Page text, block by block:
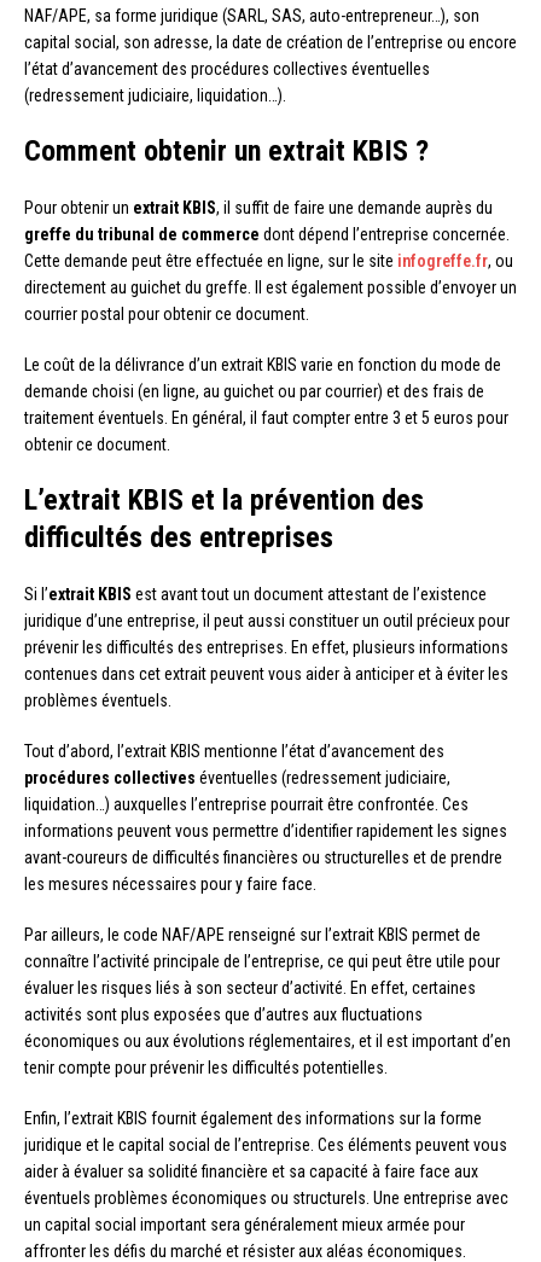
NAF/APE, sa forme juridique (SARL, SAS, auto-entrepreneur…), son
capital social, son adresse, la date de création de l’entreprise ou encore
l’état d’avancement des procédures collectives éventuelles
(redressement judiciaire, liquidation…).
Comment obtenir un extrait KBIS ?
Pour obtenir un extrait KBIS, il suffit de faire une demande auprès du
greffe du tribunal de commerce dont dépend l’entreprise concernée.
Cette demande peut être effectuée en ligne, sur le site infogreffe.fr, ou
directement au guichet du greffe. Il est également possible d’envoyer un
courrier postal pour obtenir ce document.
Le coût de la délivrance d’un extrait KBIS varie en fonction du mode de
demande choisi (en ligne, au guichet ou par courrier) et des frais de
traitement éventuels. En général, il faut compter entre 3 et 5 euros pour
obtenir ce document.
L’extrait KBIS et la prévention des
difficultés des entreprises
Si l’extrait KBIS est avant tout un document attestant de l’existence
juridique d’une entreprise, il peut aussi constituer un outil précieux pour
prévenir les difficultés des entreprises. En effet, plusieurs informations
contenues dans cet extrait peuvent vous aider à anticiper et à éviter les
problèmes éventuels.
Tout d’abord, l’extrait KBIS mentionne l’état d’avancement des
procédures collectives éventuelles (redressement judiciaire,
liquidation…) auxquelles l’entreprise pourrait être confrontée. Ces
informations peuvent vous permettre d’identifier rapidement les signes
avant-coureurs de difficultés financières ou structurelles et de prendre
les mesures nécessaires pour y faire face.
Par ailleurs, le code NAF/APE renseigné sur l’extrait KBIS permet de
connaître l’activité principale de l’entreprise, ce qui peut être utile pour
évaluer les risques liés à son secteur d’activité. En effet, certaines
activités sont plus exposées que d’autres aux fluctuations
économiques ou aux évolutions réglementaires, et il est important d’en
tenir compte pour prévenir les difficultés potentielles.
Enfin, l’extrait KBIS fournit également des informations sur la forme
juridique et le capital social de l’entreprise. Ces éléments peuvent vous
aider à évaluer sa solidité financière et sa capacité à faire face aux
éventuels problèmes économiques ou structurels. Une entreprise avec
un capital social important sera généralement mieux armée pour
affronter les défis du marché et résister aux aléas économiques.